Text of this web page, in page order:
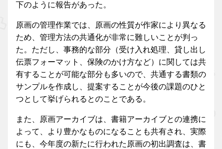
下のように報告があった。
原画の管理作業では、原画の性質が作家により異なる
ため、管理方法の共通化が非常に難しいことが判っ
た。ただし、事務的な部分（受け入れ処理、貸し出し
伝票フォーマット、保険のかけ方など）に関しては共
有することが可能な部分も多いので、共通する書類の
サンプルを作成し、提案することが今後の課題のひと
つとして挙げられるとのことである。
また、原画アーカイブは、書籍アーカイブとの連携に
よって、より豊かなものになることも共有され、実際
にも、今年度の新たに行われた原画の初出調査は、書